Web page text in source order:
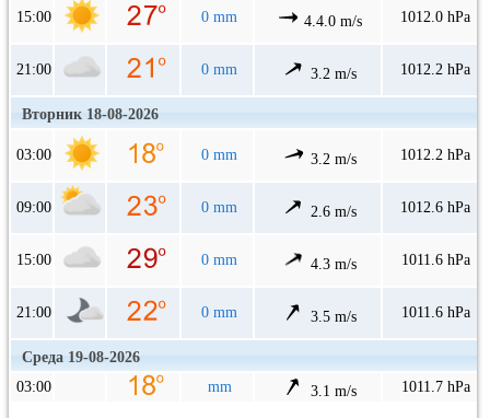
15:00 0 mm 4.4.0 m/s 1012.0 hPa
21:00 0 mm 3.2 m/s 1012.2 hPa
Вторник 18-08-2026
03:00 0 mm 3.2 m/s 1012.2 hPa
09:00 0 mm 2.6 m/s 1012.6 hPa
15:00 0 mm 4.3 m/s 1011.6 hPa
21:00 0 mm 3.5 m/s 1011.6 hPa
Среда 19-08-2026
03:00
mm 3.1 m/s 1011.7 hPa